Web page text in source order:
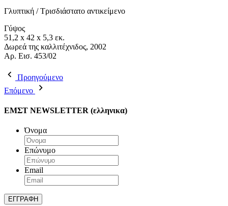
Γλυπτική / Τρισδιάστατο αντικείμενο
Γύψος
51,2 x 42 x 5,3 εκ.
Δωρεά της καλλιτέχνιδος, 2002
Aρ. Εισ. 453/02
Προηγούμενο
Επόμενο
ΕΜΣΤ NEWSLETTER (ελληνικα)
Όνομα
Επώνυμο
Email